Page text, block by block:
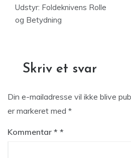
Udstyr: Foldeknivens Rolle
og Betydning
Skriv et svar
Din e-mailadresse vil ikke blive
er markeret med *
Kommentar *